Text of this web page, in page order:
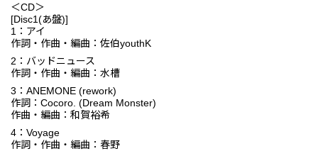
＜CD＞
[Disc1(あ盤)]
1：アイ
作詞・作曲・編曲：佐伯youthK
2：バッドニュース
作詞・作曲・編曲：水槽
3：ANEMONE (rework)
作詞：Cocoro. (Dream Monster)
作曲・編曲：和賀裕希
4：Voyage
作詞・作曲・編曲：春野